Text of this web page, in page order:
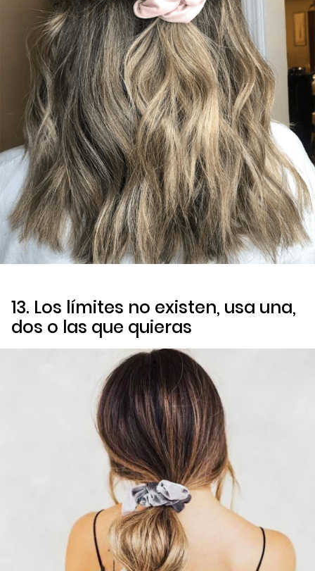
13. Los límites no existen, usa una,
dos o las que quieras